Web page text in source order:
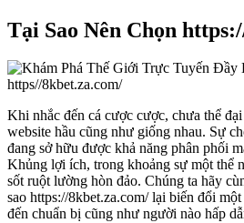
Tại Sao Nên Chọn
Khi nhắc đến cá cược cược, chưa thể
website hầu cũng như giống nhau. Sự
đang sở hữu được khả năng phân phối
Khủng lợi ích, trong khoảng sự một thể
sốt ruột lường hòn đảo. Chúng ta hãy
sao https://8kbet.za.com/ lại biến đổi
đến chuẩn bị cũng như người nào hấp